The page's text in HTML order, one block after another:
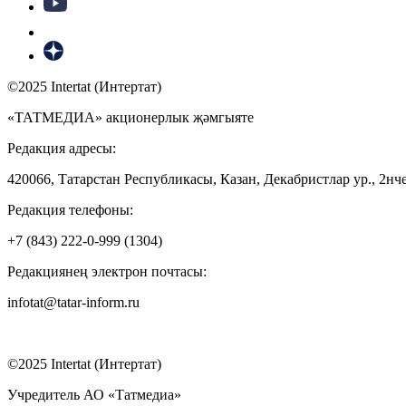
©2025 Intertat (Интертат)
«ТАТМЕДИА» акционерлык җәмгыяте
Редакция адресы:
420066, Татарстан Республикасы, Казан, Декабристлар ур.,
Редакция телефоны:
+7 (843) 222-0-999 (1304)
Редакциянең электрон почтасы:
infotat@tatar-inform.ru
©2025 Intertat (Интертат)
Учредитель АО «Татмедиа»